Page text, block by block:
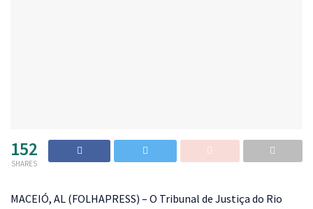
152
SHARES
MACEIÓ, AL (FOLHAPRESS) – O Tribunal de Justiça do Rio